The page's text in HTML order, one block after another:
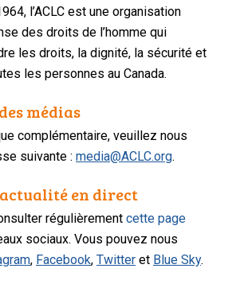
l’ACLC est une organisation
des droits de l’homme qui
les droits, la dignité, la sécurité et
les personnes au Canada.
médias
complémentaire, veuillez nous
suivante :media@ACLC.org.
en direct
régulièrementcette page
sociaux. Vous pouvez nous
, Facebook,Twitter et Blue Sky.